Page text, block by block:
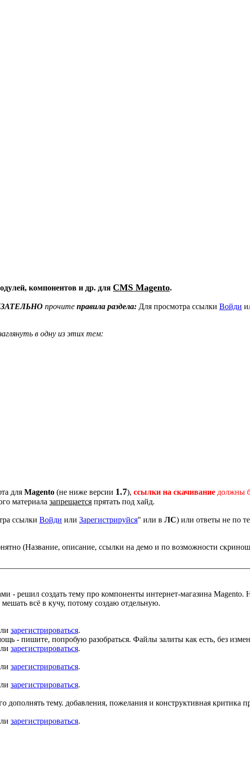
компонентов и др. для CMS Magento.
прочите правила раздела: Для просмотра ссылки Войди
в одну из этих тем:
для Magento (не ниже версии 1.7), ссылки на скачивание должны
материала запрещается прятать под хайд.
ссылки Войди или Зарегистрируйся" или в ЛС) или ответы не по
(Название, описание, ссылки на демо и по возможности
- решил создать тему про компоненты интернет-магазина Magento.
мешать всё в кучу, потому создаю отдельную.
зарегистрироваться.
- пишите, попробую разобраться. Файлы залиты как есть, без
зарегистрироваться.
зарегистрироваться.
зарегистрироваться.
дополнять тему. добавления, пожелания и конструктивная критика
зарегистрироваться.